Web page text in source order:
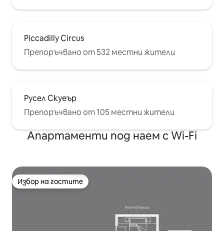
Piccadilly Circus
Препоръчвано от 532 местни жители
Русел Скуеър
Препоръчвано от 105 местни жители
Апартаменти под наем с Wi-Fi
Избор на гостите
Избор на гостите